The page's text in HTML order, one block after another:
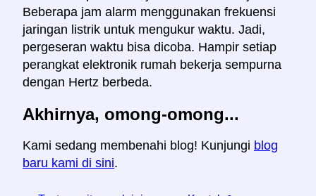
Beberapa jam alarm menggunakan frekuensi
jaringan listrik untuk mengukur waktu. Jadi,
pergeseran waktu bisa dicoba. Hampir setiap
perangkat elektronik rumah bekerja sempurna
dengan Hertz berbeda.
Akhirnya, omong-omong...
Kami sedang membenahi blog! Kunjungi blog
baru kami di sini.